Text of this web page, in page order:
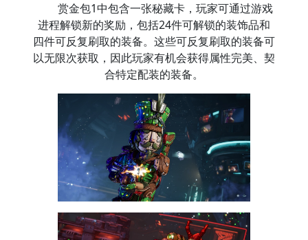
赏金包1中包含一张秘藏卡，玩家可通过游戏
进程解锁新的奖励，包括24件可解锁的装饰品和
四件可反复刷取的装备。这些可反复刷取的装备可
以无限次获取，因此玩家有机会获得属性完美、契
合特定配装的装备。